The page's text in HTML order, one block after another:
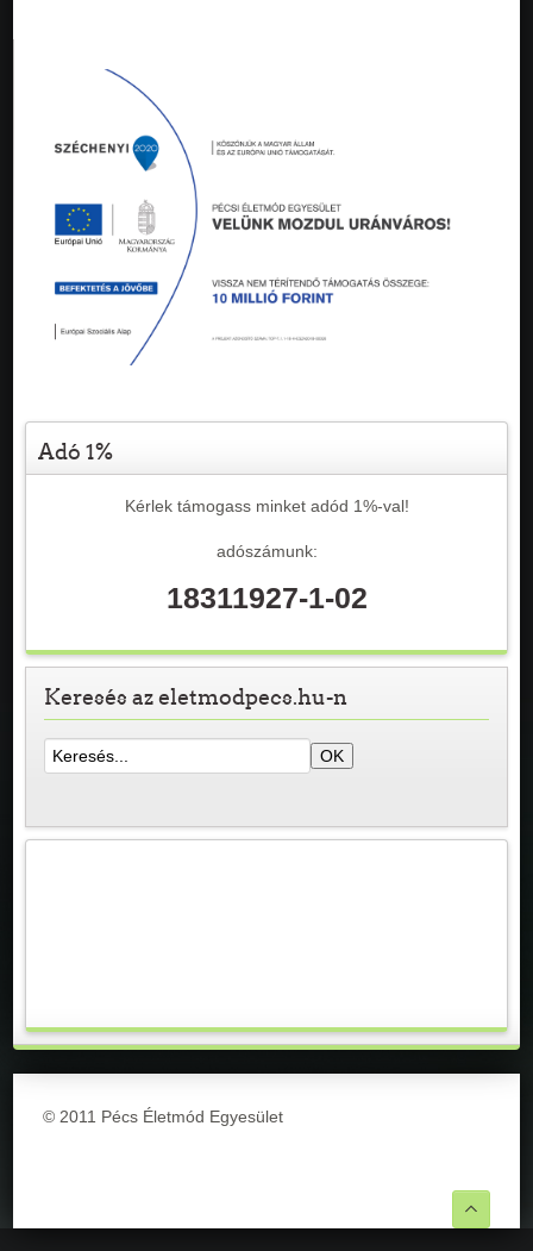
Adó 1%
Kérlek támogass minket adód 1%-val!
adószámunk:
18311927-1-02
Keresés az eletmodpecs.hu-n
© 2011 Pécs Életmód Egyesület